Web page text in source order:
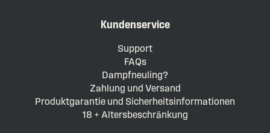
Kundenservice
Support
FAQs
Dampfneuling?
Zahlung und Versand
Produktgarantie und Sicherheitsinformationen
18 + Altersbeschränkung